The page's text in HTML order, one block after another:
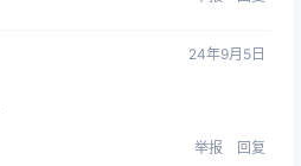
24年9月5日
举报 回复